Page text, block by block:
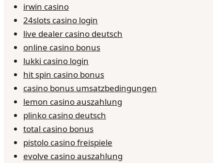
irwin casino
24slots casino login
live dealer casino deutsch
online casino bonus
lukki casino login
hit spin casino bonus
casino bonus umsatzbedingungen
lemon casino auszahlung
plinko casino deutsch
total casino bonus
pistolo casino freispiele
evolve casino auszahlung